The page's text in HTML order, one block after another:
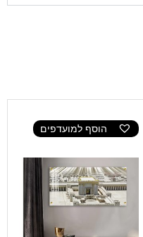
הוסף למועדפים